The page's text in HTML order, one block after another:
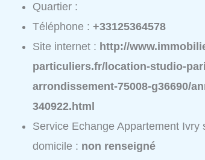
Quartier :
Téléphone :+33125364578
Site internet : http://
particuliers.fr/location-studio-
arrondissement-75008-g36690/
340922.html
Service Echange Appartement Ivry
domicile : non renseigné